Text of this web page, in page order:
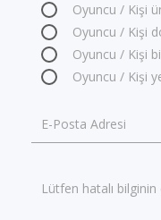
Oyuncu / Kişi
Oyuncu / Kişi
Oyuncu / Kişi
Oyuncu / Kişi
E-Posta Adresi
Lütfen hatalı bilginin